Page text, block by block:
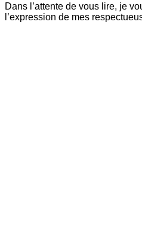
Dans l’attente de vous lire, je
l’expression de mes